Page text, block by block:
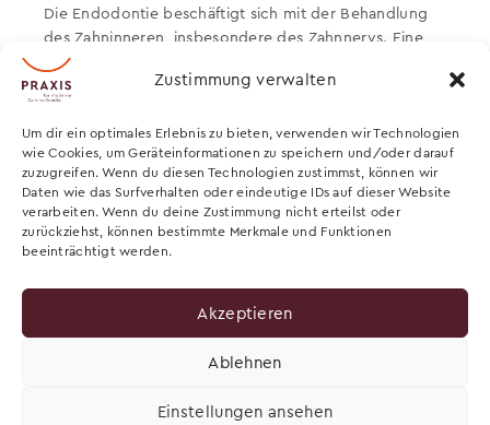
Zustimmung verwalten
Um dir ein optimales Erlebnis zu bieten, verwenden wir Technologien
wie Cookies, um Geräteinformationen zu speichern und/oder darauf
zuzugreifen. Wenn du diesen Technologien zustimmst, können wir
Daten wie das Surfverhalten oder eindeutige IDs auf dieser Website
verarbeiten. Wenn du deine Zustimmung nicht erteilst oder
zurückziehst, können bestimmte Merkmale und Funktionen
beeinträchtigt werden.
Akzeptieren
Ablehnen
Einstellungen ansehen
Die Endodontie beschäftigt sich mit der Behandlung
des Zahninneren, insbesondere des Zahnnervs. Eine
Wurzelkanalbehandlung ist notwendig, wenn der Nerv
durch Karies, Entzündungen oder ein Trauma
geschädigt ist. Ziel ist es, den Zahn zu reinigen, zu
desinfizieren und dauerhaft zu verschließen – um ihn
langfristig zu erhalten.
In unserer Praxis setzen wir auf moderne Technik wie
digitale Röntgenbilder und maschinelle
Kanalaufbereitung.